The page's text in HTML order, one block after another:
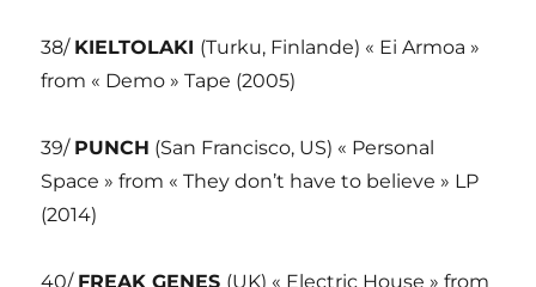
38/ KIELTOLAKI (Turku, Finlande) « Ei Armoa »
from « Demo » Tape (2005)
39/ PUNCH (San Francisco, US) « Personal
Space » from « They don’t have to believe » LP
(2014)
40/ FREAK GENES (UK) « Electric House » from